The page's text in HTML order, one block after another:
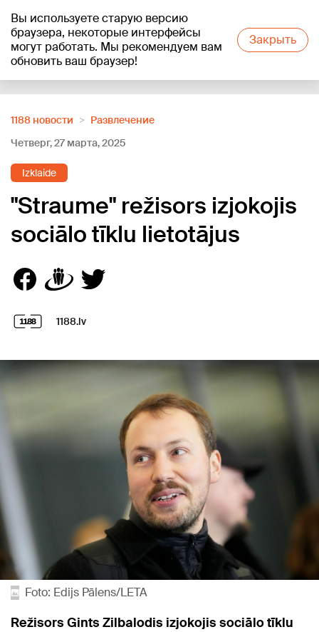
Вы используете старую версию
браузера, некоторые интерфейсы
могут работать. Мы рекомендуем вам
обновить ваш браузер!
Закрыть
+18°C
1188 новости
Развлечение
Четверг, 27 марта, 2025
Izklaide
"Straume" režisors izjokojis
sociālo tīklu lietotājus
1188.lv
Foto: Edijs Pālens/LETA
Režisors Gints Zilbalodis izjokojis sociālo tīklu